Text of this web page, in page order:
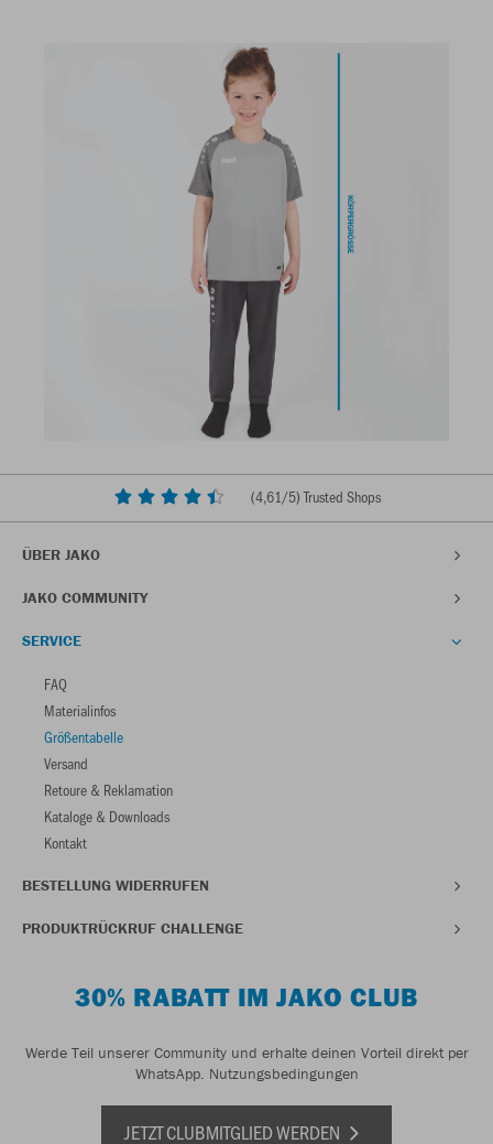
(4,61/5) Trusted Shops
ÜBER JAKO
JAKO COMMUNITY
SERVICE
FAQ
Materialinfos
Größentabelle
Versand
Retoure & Reklamation
Kataloge & Downloads
Kontakt
BESTELLUNG WIDERRUFEN
PRODUKTRÜCKRUF CHALLENGE
30% RABATT IM JAKO CLUB
Werde Teil unserer Community und erhalte deinen Vorteil direkt per
WhatsApp. Nutzungsbedingungen
JETZT CLUBMITGLIED WERDEN